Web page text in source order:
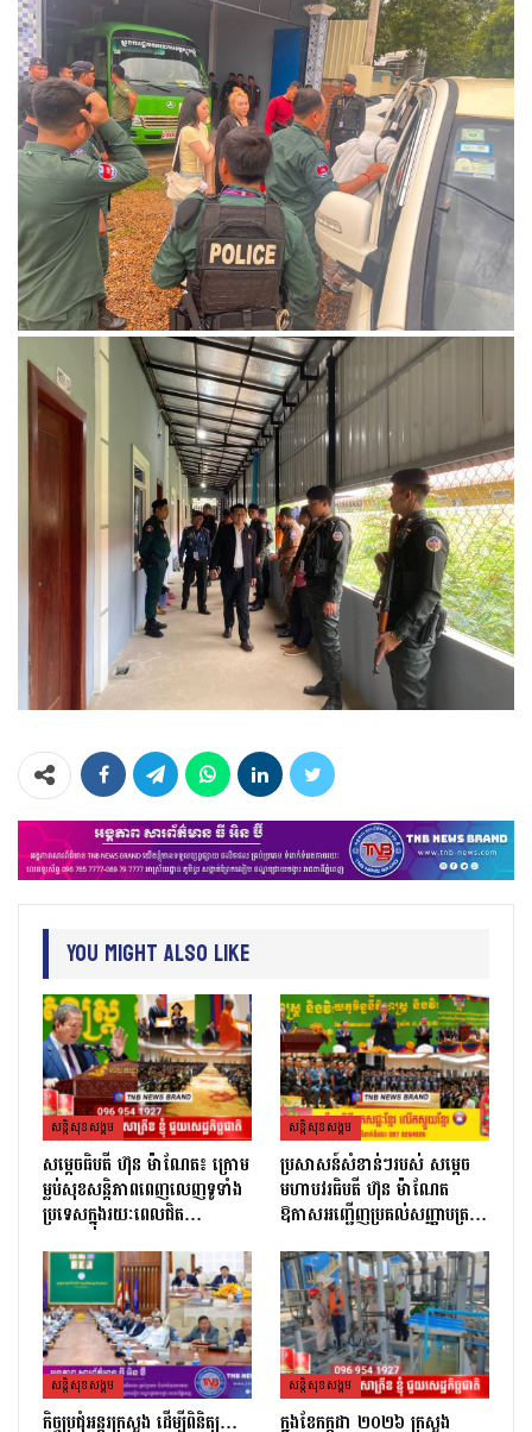
You Might Also Like
សន្តិសុខសង្គម
សម្ដេចធិបតី ហ៊ុន ម៉ាណែត៖ ក្រោម
ម្លប់សុខសន្តិភាពពេញលេញទូទាំង
ប្រទេសក្នុងរយៈពេលជិត…
សន្តិសុខសង្គម
ប្រសាសន៍សំខាន់ៗរបស់ សម្តេច
មហាបវរធិបតី ហ៊ុន ម៉ាណែត
ឱកាសអញ្ជើញប្រគល់សញ្ញាបត្រ…
សន្តិសុខសង្គម
កិច្ចប្រជុំអន្តរក្រសួង ដើម្បីពិនិត្យ…
សន្តិសុខសង្គម
ក្នុងខែកក្កដា ២០២៦ ក្រសួង